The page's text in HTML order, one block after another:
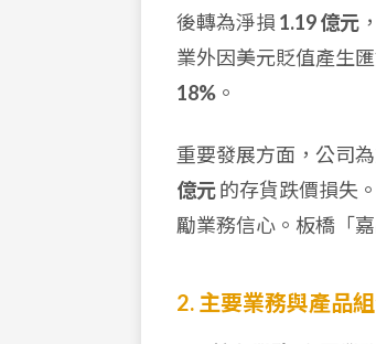
後轉為淨損 1.19 億元
業外因美元貶值產生
18% 。
重要發展方面，公司
億元的存貨跌價損失
勵業務信心。板橋「
2. 主要業務與產品